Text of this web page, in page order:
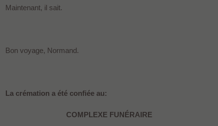
Maintenant, il sait.
Bon voyage, Normand.
La crémation a été confiée au:
COMPLEXE FUNÉRAIRE